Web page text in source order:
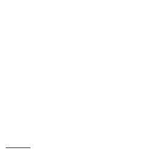
⸻